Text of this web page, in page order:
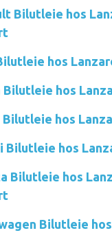
Bilutleie hos
hos
Bilutleie hos
Bilutleie hos
Bilutleie hos
Bilutleie hos
Bilutleie